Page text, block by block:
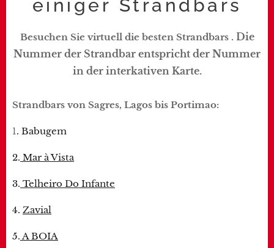
einiger Strandbars
Besuchen Sie virtuell die besten Strandbars . Die
Nummer der Strandbar entspricht der Nummer
in der interkativen Karte.
Strandbars von Sagres, Lagos bis Portimao:
1. Babugem
2. Mar à Vista
3. Telheiro Do Infante
4. Zavial
5. A BOIA